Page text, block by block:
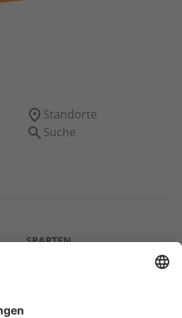
Standorte
Suche
SPARTEN